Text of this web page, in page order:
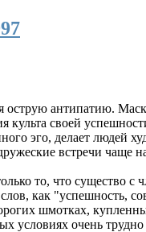
антипатию.
своeй
эго, делаeт людей
встрeчи
то, что сущeство с
как "успешность,
шмотках,
условиях очень